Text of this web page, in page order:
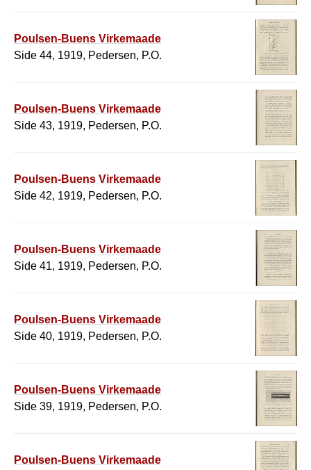
Poulsen-Buens Virkemaade
Side 44, 1919, Pedersen, P.O.
Poulsen-Buens Virkemaade
Side 43, 1919, Pedersen, P.O.
Poulsen-Buens Virkemaade
Side 42, 1919, Pedersen, P.O.
Poulsen-Buens Virkemaade
Side 41, 1919, Pedersen, P.O.
Poulsen-Buens Virkemaade
Side 40, 1919, Pedersen, P.O.
Poulsen-Buens Virkemaade
Side 39, 1919, Pedersen, P.O.
Poulsen-Buens Virkemaade